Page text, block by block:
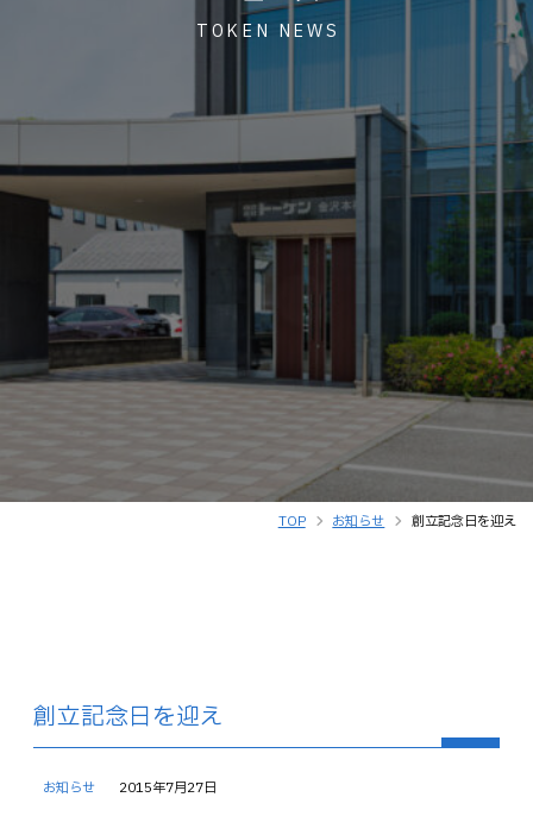
TOKEN NEWS
TOP お知らせ 創立記念日を迎え
創立記念日を迎え
お知らせ 2015年7月27日